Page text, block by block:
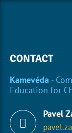
CONTACT
Kamevéda -
Education for
Pavel